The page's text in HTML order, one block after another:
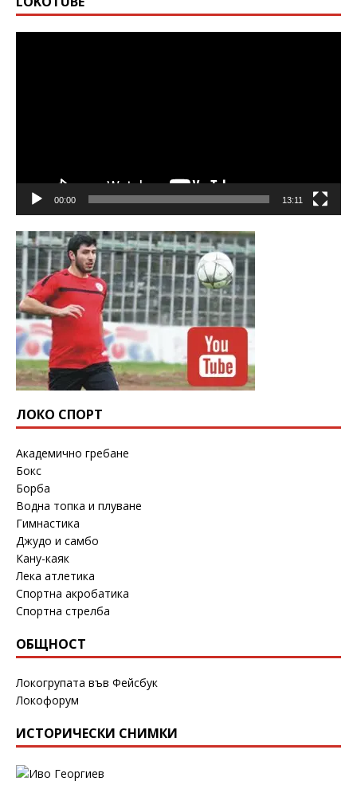
00:00 13:11
ЛОКО СПОРТ
Академично гребане
Бокс
Борба
Водна топка и плуване
Гимнастика
Джудо и самбо
Кану-каяк
Лека атлетика
Спортна акробатика
Спортна стрелба
ОБЩНОСТ
Локогрупата във Фейсбук
Локофорум
ИСТОРИЧЕСКИ СНИМКИ